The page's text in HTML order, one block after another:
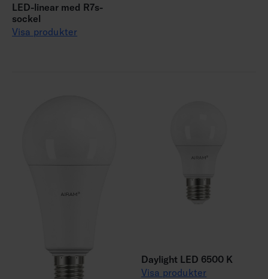
LED-linear med R7s-
sockel
Visa produkter
Daylight LED 6500 K
Visa produkter